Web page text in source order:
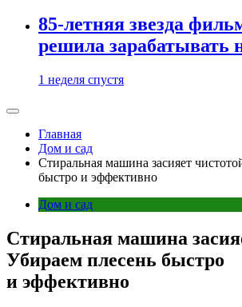
85-летняя звезда
решила зарабатывать
1 неделя спустя
Главная
Дом и сад
Стиральная машина засияет
быстро и эффективно
Дом и сад
Стиральная машина
Убираем плесень быстро
и эффективно